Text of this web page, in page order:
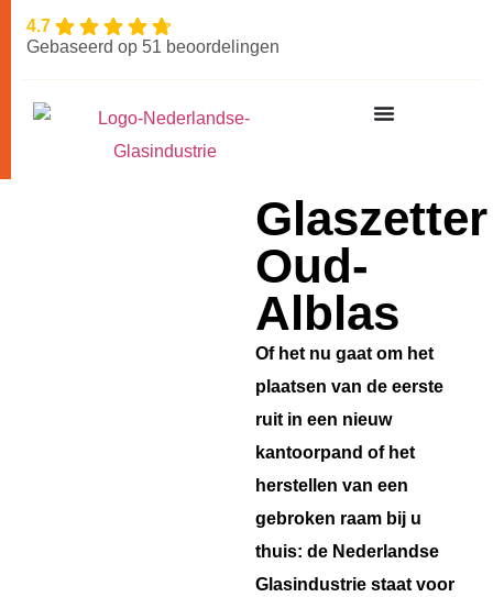
4.7
Gebaseerd op 51 beoordelingen
Glaszetter
Oud-
Alblas
Of het nu gaat om het
plaatsen van de eerste
ruit in een nieuw
kantoorpand of het
herstellen van een
gebroken raam bij u
thuis: de Nederlandse
Glasindustrie staat voor